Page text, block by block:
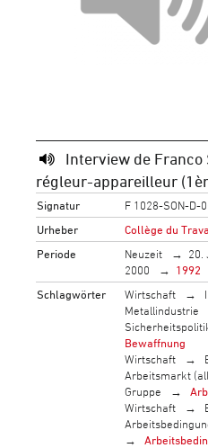
Interview de
régleur-appareilleur
Signatur
F 1028-SON-D-
Urheber
Collège du
Periode
Neuzeit 20.
2000
1992
Schlagwörter
Wirtschaft
Metallindustrie
Bewaffnung
Wirtschaft
Arbeitsmarkt
Gruppe
Wirtschaft